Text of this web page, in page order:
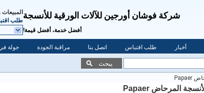
شركة فوشان أورجين للآلات الورقية للأنسجة
أفضل خدمة، أفضل قيمة!
طلب
جولة مراقبة الجودة اتصل بنا طلب اقتباس أخبار
يبحث